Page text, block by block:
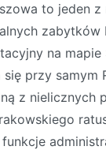
to jeden z
zabytków
na mapie
przy samym
z nielicznych
funkcje